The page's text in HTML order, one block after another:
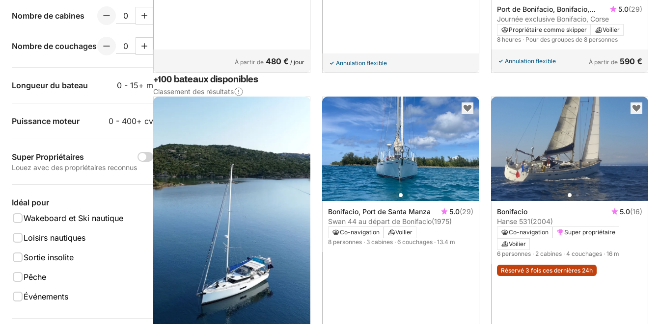
Nombre de cabines
Nombre de couchages
Longueur du bateau 0 - 15+ m
Puissance moteur 0 - 400+ cv
Super Propriétaires
Louez avec des propriétaires reconnus
Idéal pour
Wakeboard et Ski nautique
Loisirs nautiques
Sortie insolite
Pêche
Événements
À partir de 480 € / jour Annulation flexible
Port de Bonifacio, Bonifacio,
France
5.0(29)
Journée exclusive Bonifacio, Corse
Propriétaire comme skipper
Voilier
8 heures · Pour des groupes de 8 personnes
Annulation flexible À partir de 590 €
+100 bateaux disponibles
Classement des résultats
Bonifacio, Port de Santa Manza 5.0(29)
Swan 44 au départ de Bonifacio(1975)
Co-navigation
Voilier
8 personnes · 3 cabines · 6 couchages · 13.4 m
Bonifacio 5.0(16)
Hanse 531(2004)
Co-navigation
Super propriétaire
Voilier
6 personnes · 2 cabines · 4 couchages · 16 m
Réservé 3 fois ces dernières 24h